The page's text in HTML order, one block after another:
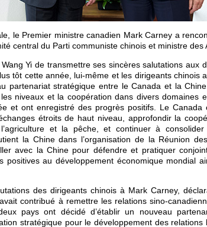
le Premier ministre canadien Mark Carney a
central du Parti communiste chinois et ministre des
Yi de transmettre ses sincères salutations aux
tôt cette année, lui-même et les dirigeants chinois
partenariat stratégique entre le Canada et la
niveaux et la coopération dans divers domaines
et ont enregistré des progrès positifs. Le Canada
étroits de haut niveau, approfondir la
et la pêche, et continuer à
la Chine dans l’organisation de la Réunion
avec la Chine pour défendre et pratiquer
positives au développement économique mondial
des dirigeants chinois à Mark Carney,
contribué à remettre les relations sino-
pays ont décidé d’établir un nouveau
stratégique pour le développement des